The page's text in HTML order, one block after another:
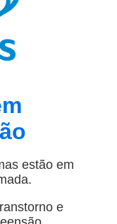
estão em
e